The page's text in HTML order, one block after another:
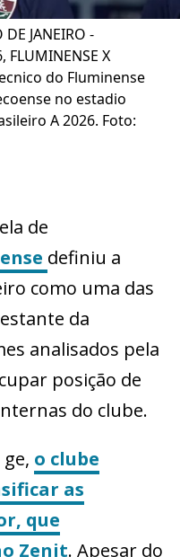
DE JANEIRO -
FLUMINENSE X
do Fluminense
no estadio
A 2026. Foto:
de
definiu a
como uma das
da
analisados pela
posição de
do clube.
o clube
as
que
Zenit. Apesar do